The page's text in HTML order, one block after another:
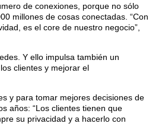
de conexiones, porque no sólo
millones de cosas conectadas. “Con
es el core de nuestro negocio”,
Y ello impulsa también un
clientes y mejorar el
y para tomar mejores decisiones de
años: “Los clientes tienen que
su privacidad y a hacerlo con